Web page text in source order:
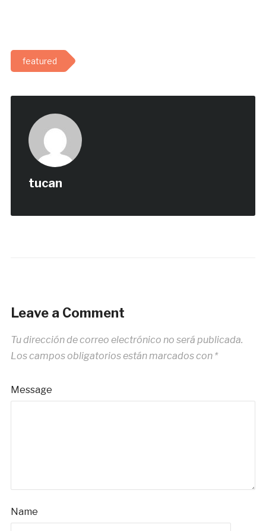
featured
tucan
Leave a Comment
Tu dirección de correo electrónico no será publicada.
Los campos obligatorios están marcados con *
Message
Name